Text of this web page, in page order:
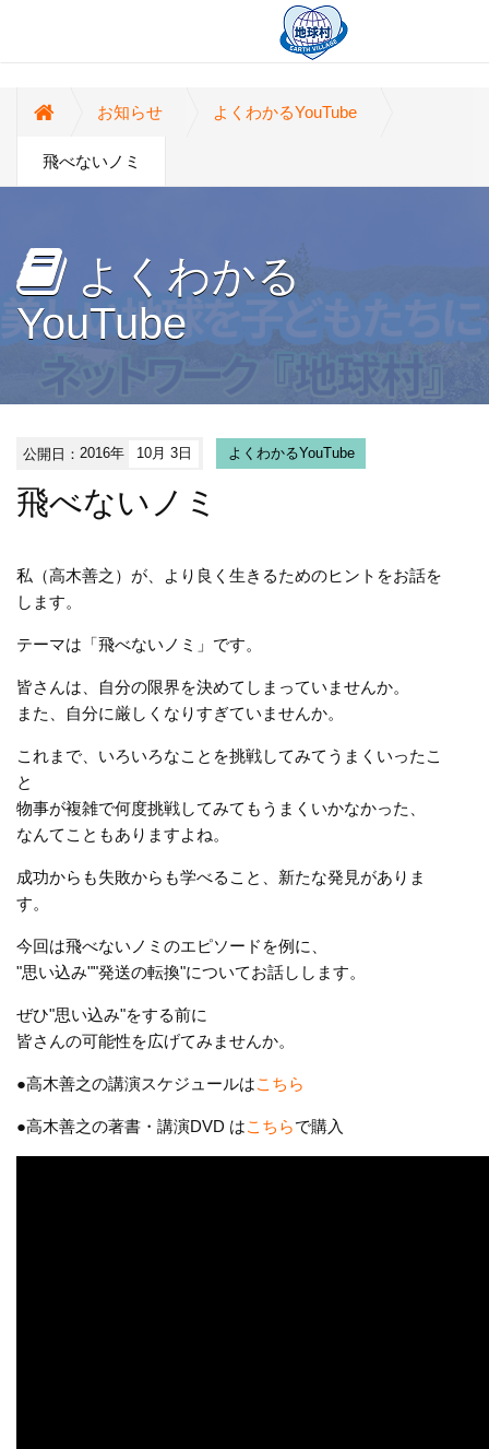
お知らせ よくわかるYouTube
飛べないノミ
よくわかる
YouTube
公開日：2016年 10月 3日 よくわかるYouTube
飛べないノミ
私（高木善之）が、より良く生きるためのヒントをお話を
します。
テーマは「飛べないノミ」です。
皆さんは、自分の限界を決めてしまっていませんか。
また、自分に厳しくなりすぎていませんか。
これまで、いろいろなことを挑戦してみてうまくいったこ
と
物事が複雑で何度挑戦してみてもうまくいかなかった、
なんてこともありますよね。
成功からも失敗からも学べること、新たな発見がありま
す。
今回は飛べないノミのエピソードを例に、
"思い込み""発送の転換"についてお話しします。
ぜひ"思い込み"をする前に
皆さんの可能性を広げてみませんか。
●高木善之の講演スケジュールはこちら
●高木善之の著書・講演DVD はこちらで購入